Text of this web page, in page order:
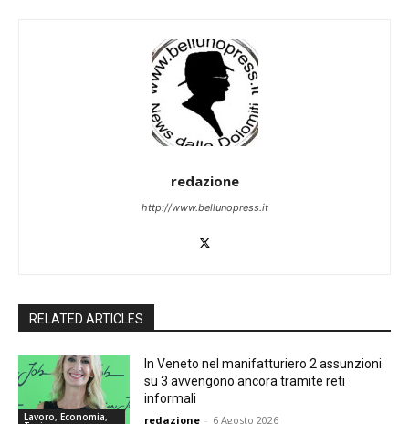
redazione
http://www.bellunopress.it
RELATED ARTICLES
Lavoro, Economia,
In Veneto nel manifatturiero 2 assunzioni
su 3 avvengono ancora tramite reti
informali
redazione - 6 Agosto 2026